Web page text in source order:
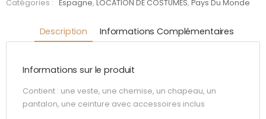
Catégories :
Espagne,LOCATION DE COSTUMES,Pays Du Monde
Description Informations Complémentaires
Informations sur le produit
Contient : une veste, une chemise, un chapeau, un
pantalon, une ceinture avec accessoires inclus